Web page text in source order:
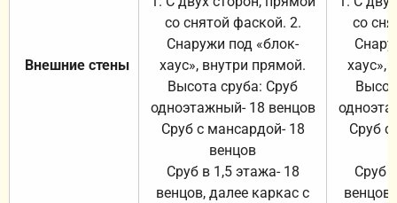
Внешние стены
со снятой фаской. 2.
Снаружи под «блок-
хаус», внутри прямой.
Высота сруба: Сруб
одноэтажный- 18 венцов
Сруб с мансардой- 18
венцов
Сруб в 1,5 этажа- 18
венцов, далее каркас с
со
хаус»,
Сруб с
Сруб